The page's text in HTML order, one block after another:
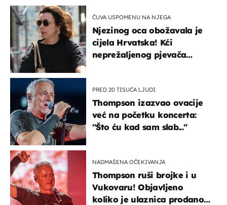
ČUVA USPOMENU NA NJEGA
Njezinog oca obožavala je
cijela Hrvatska! Kći
neprežaljenog pjevača
PRED 20 TISUĆA LJUDI
Thompson izazvao ovacije
već na početku koncerta:
"Što ću kad sam slab..."
NADMAŠENA OČEKIVANJA
Thompson ruši brojke i u
Vukovaru! Objavljeno
koliko je ulaznica prodano